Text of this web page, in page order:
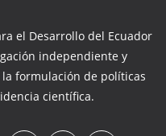
el Desarrollo del Ecuador
independiente y
formulación de políticas
científica.